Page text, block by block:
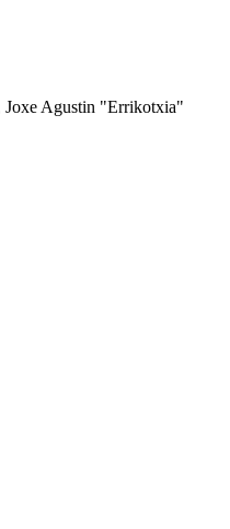
Joxe Agustin "Errikotxia"